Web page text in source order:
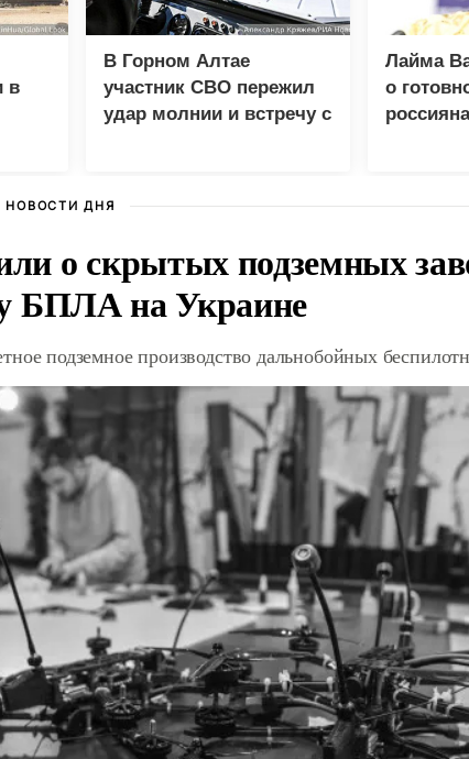
в
В Горном Алтае
участник СВО пережил
удар молнии и встречу с
Лайма
о
НОВОСТИ ДНЯ
о скрытых подземных
БПЛА на Украине
подземное производство дальнобойных